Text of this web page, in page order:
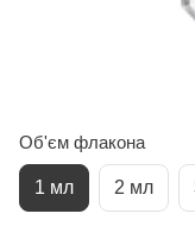
Об'єм флакона
1 мл 2 мл